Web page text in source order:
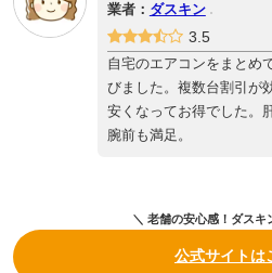
業者： ダスキン
3.5
自宅のエアコンをまとめ
びました。複数台割引が
安くなってお得でした。
腕前も満足。
＼ 老舗の安心感！ダスキ
公式サイトは